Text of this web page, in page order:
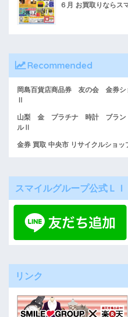
６月 お買取りならス
Recommended
岡島百貨店商品券 友の会 金券
Ⅱ
山梨 金 プラチナ 時計 ブラ
ルⅡ
金券 買取 中央市 リサイクルショッ
スマイルグループ公式ＬＩ
リンク